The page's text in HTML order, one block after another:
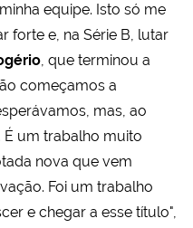
equipe. Isto só me
forte e, na Série B, lutar
, que terminou a
começamos a
mas, ao
um trabalho muito
nova que vem
Foi um trabalho
e chegar a esse título",